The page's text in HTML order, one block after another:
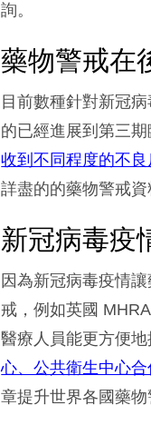
詢。
藥物警戒在
目前數種針對新冠
的已經進展到第三
收到不同程度的不良
詳盡的的藥物警戒資
新冠病毒疫
因為新冠病毒疫情
戒，例如英國
醫療人員能更方便
心、公共衛生中心合
章提升世界各國藥物